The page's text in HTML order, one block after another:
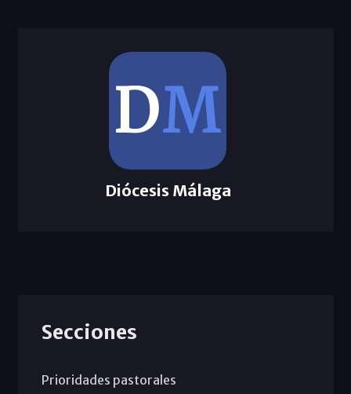
Diócesis Málaga
Secciones
Prioridades pastorales